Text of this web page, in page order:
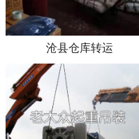
沧县仓库转运